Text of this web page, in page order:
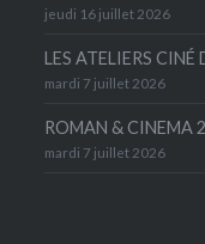
jeudi 16 juillet 2026
LES ATELIERS CINÉ
mardi 7 juillet 2026
ROMAN & CINEMA
mardi 7 juillet 2026